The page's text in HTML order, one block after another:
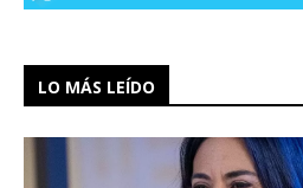
LO MÁS LEÍDO